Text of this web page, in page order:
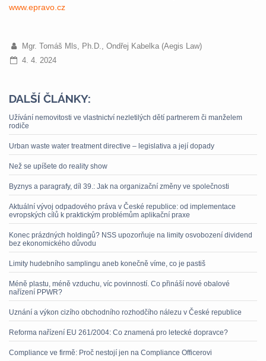
www.epravo.cz
Mgr. Tomáš Mls, Ph.D., Ondřej Kabelka (Aegis Law)
4. 4. 2024
DALŠÍ ČLÁNKY:
Užívání nemovitosti ve vlastnictví nezletilých dětí partnerem či manželem
rodiče
Urban waste water treatment directive – legislativa a její dopady
Než se upíšete do reality show
Byznys a paragrafy, díl 39.: Jak na organizační změny ve společnosti
Aktuální vývoj odpadového práva v České republice: od implementace
evropských cílů k praktickým problémům aplikační praxe
Konec prázdných holdingů? NSS upozorňuje na limity osvobození dividend
bez ekonomického důvodu
Limity hudebního samplingu aneb konečně víme, co je pastiš
Méně plastu, méně vzduchu, víc povinností. Co přináší nové obalové
nařízení PPWR?
Uznání a výkon cizího obchodního rozhodčího nálezu v České republice
Reforma nařízení EU 261/2004: Co znamená pro letecké dopravce?
Compliance ve firmě: Proč nestojí jen na Compliance Officerovi